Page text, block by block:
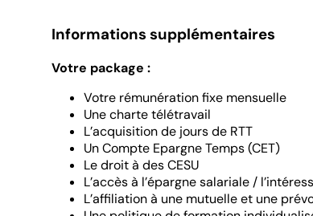
Informations supplémentaires
Votre package :
Votre rémunération fixe mensuelle
Une charte télétravail
L’acquisition de jours de RTT
Un Compte Epargne Temps (CET)
Le droit à des CESU
L’accès à l’épargne salariale /
L’affiliation à une mutuelle et une